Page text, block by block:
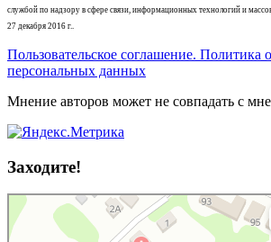
службой по надзору в сфере связи, информационных технологий и
27 декабря 2016 г..
Пользовательское соглашение. Политика
персональных данных
Мнение авторов может не совпадать с
Заходите!